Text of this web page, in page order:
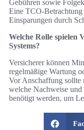
Gebühren sowie
Eine TCO-
Einsparungen durch
Welche Rolle spielen
Systems?
Versicherer können
regelmäßige Wartung
Vor Anschaffung sollte
welche Nachweise
benötigt werden, um